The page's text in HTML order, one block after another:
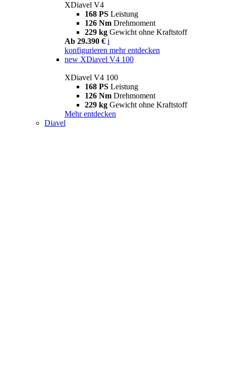
XDiavel V4
168 PS Leistung
126 Nm Drehmoment
229 kg Gewicht ohne Kraftstoff
Ab 29.390 € i
konfigurieren mehr entdecken
new XDiavel V4 100
XDiavel V4 100
168 PS Leistung
126 Nm Drehmoment
229 kg Gewicht ohne Kraftstoff
Mehr entdecken
Diavel